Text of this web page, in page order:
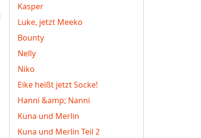
Kasper
Luke, jetzt Meeko
Bounty
Nelly
Niko
Eike heißt jetzt Socke!
Hanni &amp; Nanni
Kuna und Merlin
Kuna und Merlin Teil 2